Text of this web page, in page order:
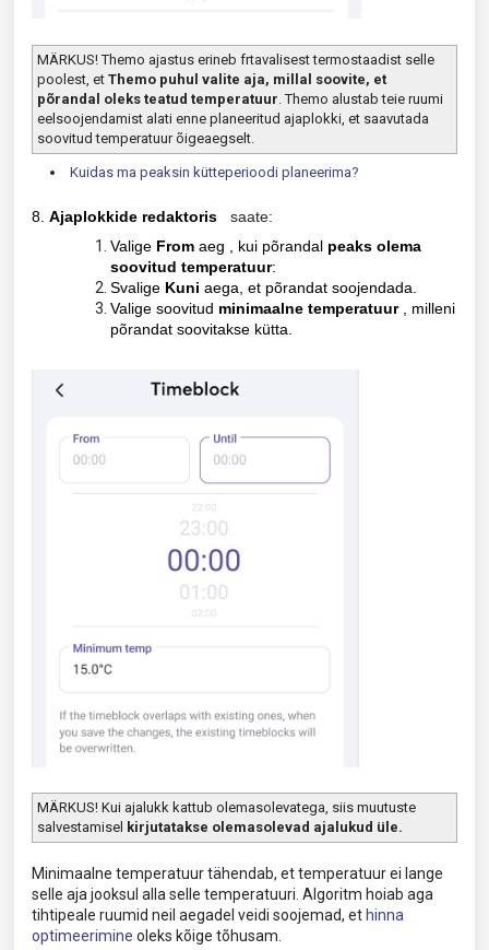
MÄRKUS! Themo ajastus erineb frtavalisest termostaadist selle
poolest, et Themo puhul valite aja, millal soovite, et
põrandal oleks teatud temperatuur. Themo alustab teie ruumi
eelsoojendamist alati enne planeeritud ajaplokki, et saavutada
soovitud temperatuur õigeaegselt.
Kuidas ma peaksin kütteperioodi planeerima?
8. Ajaplokkide redaktoris
saate:
Valige From aeg , kui põrandal peaks olema
soovitud temperatuur:
Svalige Kuni aega, et põrandat soojendada.
Valige soovitud minimaalne temperatuur , milleni
põrandat soovitakse kütta.
MÄRKUS! Kui ajalukk kattub olemasolevatega, siis muutuste
salvestamisel kirjutatakse olemasolevad ajalukud üle.
Minimaalne temperatuur tähendab, et temperatuur ei lange
selle aja jooksul alla selle temperatuuri. Algoritm hoiab aga
tihtipeale ruumid neil aegadel veidi soojemad, et hinna
optimeerimine oleks kõige tõhusam.